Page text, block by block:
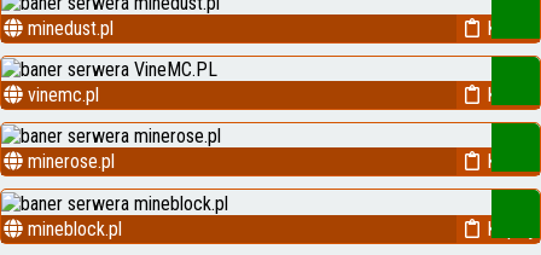
minedust.pl Kopiuj
vinemc.pl Kopiuj
minerose.pl Kopiuj
mineblock.pl Kopiuj